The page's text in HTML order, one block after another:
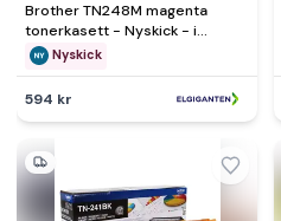
Brother TN248M magenta
tonerkasett - Nyskick - i
originalförpackning
Nyskick
594 kr